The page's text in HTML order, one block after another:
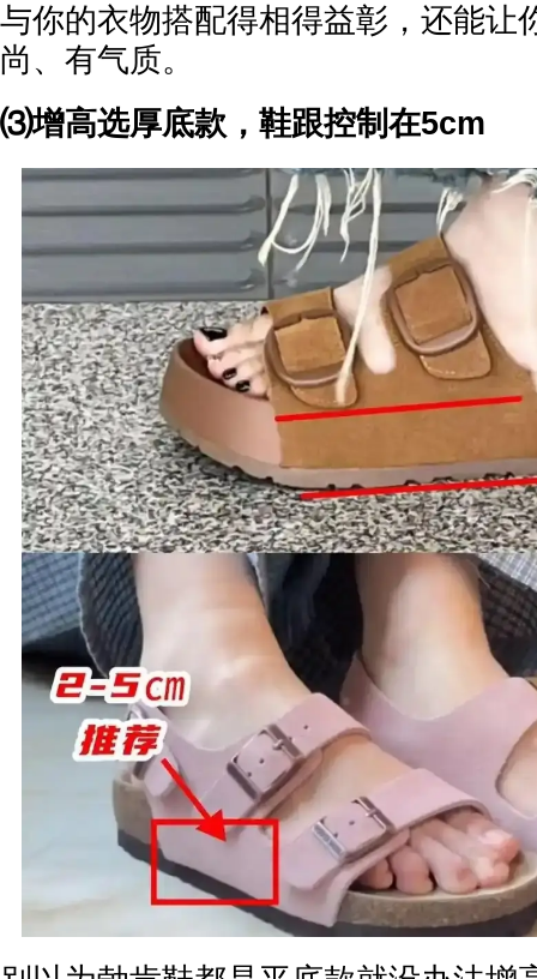
与你的衣物搭配得相得益彰，还能让
尚、有气质。
⑶增高选厚底款，鞋跟控制在5cm